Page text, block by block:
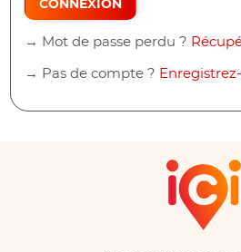
CONNEXION
→ Mot de passe perdu ?
→ Pas de compte ?